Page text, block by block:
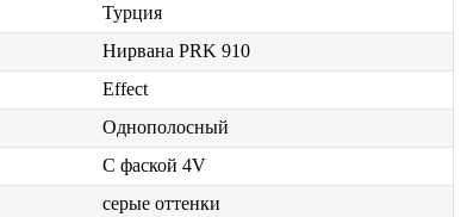
Турция
Нирвана PRK 910
Effect
Однополосный
С фаской 4V
серые оттенки